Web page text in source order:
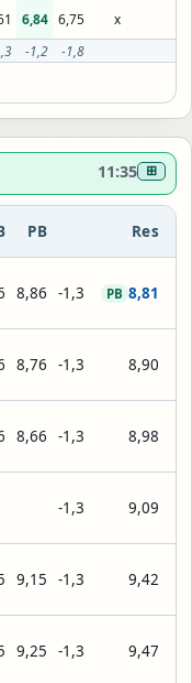
6,84 6,75
x
-1,2
-1,8
11:35 ⊞
PB Res
8,86 -1,3 8,81
PB
8,76 -1,3 8,90
8,66 -1,3 8,98
-1,3 9,09
9,15 -1,3 9,42
9,25 -1,3 9,47